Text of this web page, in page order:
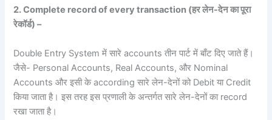
2. Complete record of every transaction (हर लेन-देन का पूरा
रेकॉर्ड) –
Double Entry System में सारे accounts तीन पार्ट में बाँट दिए जाते हैं।
जैसे- Personal Accounts, Real Accounts, और Nominal
Accounts और इसी के according सारे लेन-देनों को Debit या Credit
किया जाता है। इस तरह इस प्रणाली के अन्तर्गत सारे लेन-देनों का record
रखा जाता है।